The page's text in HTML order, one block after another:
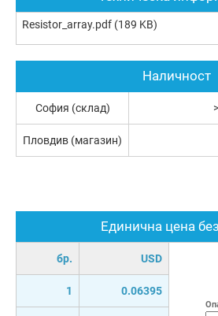
Resistor_array.pdf (189 KB)
Единична цена
бр. USD
1 0.06395
Наличност
София (склад)
Пловдив (магазин)